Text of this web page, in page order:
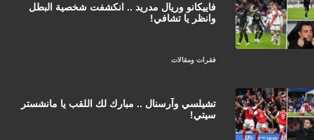
فقرات ومقالات
فاييكانو وريال مدريد .. انكشفت شخصية البطل
وانظر يا تشافي!
تشيلسي وآرسنال .. مبارك لك اللقب يا مانشستر
سيتي!